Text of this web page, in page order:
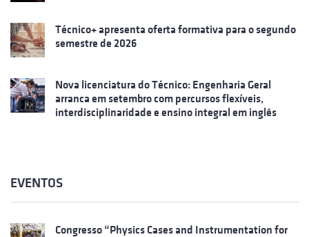
Técnico+ apresenta oferta formativa para o segundo
semestre de 2026
Nova licenciatura do Técnico: Engenharia Geral
arranca em setembro com percursos flexíveis,
interdisciplinaridade e ensino integral em inglês
EVENTOS
Congresso “Physics Cases and Instrumentation for